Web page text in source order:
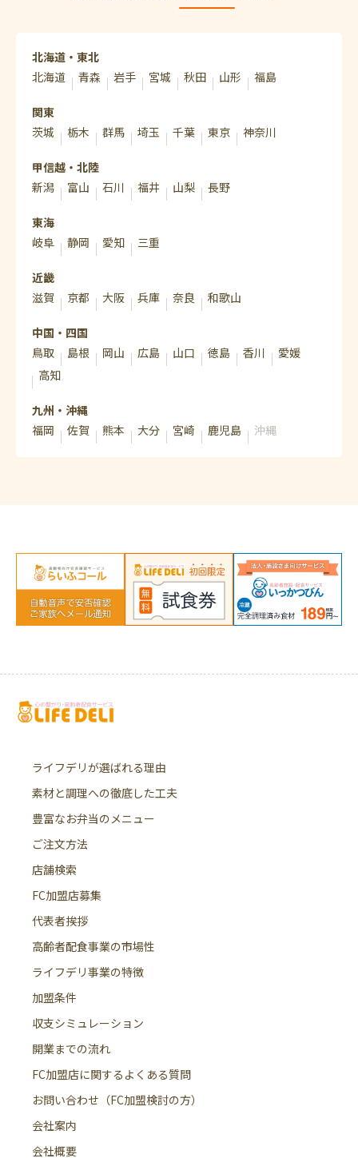
北海道・東北
北海道
青森 岩手 宮城 秋田 山形 福島
関東
茨城
栃木 群馬 埼玉 千葉 東京 神奈川
甲信越・北陸
新潟
富山 石川 福井 山梨 長野
東海
岐阜
静岡 愛知 三重
近畿
滋賀
京都 大阪 兵庫 奈良 和歌山
中国・四国
鳥取
島根 岡山 広島 山口 徳島 香川
愛媛
高知
九州・沖縄
福岡
佐賀 熊本 大分 宮崎 鹿児島 沖縄
ライフデリが選ばれる理由
素材と調理への徹底した工夫
豊富なお弁当のメニュー
ご注文方法
店舗検索
FC加盟店募集
代表者挨拶
高齢者配食事業の市場性
ライフデリ事業の特徴
加盟条件
収支シミュレーション
開業までの流れ
FC加盟店に関するよくある質問
お問い合わせ（FC加盟検討の方）
会社案内
会社概要